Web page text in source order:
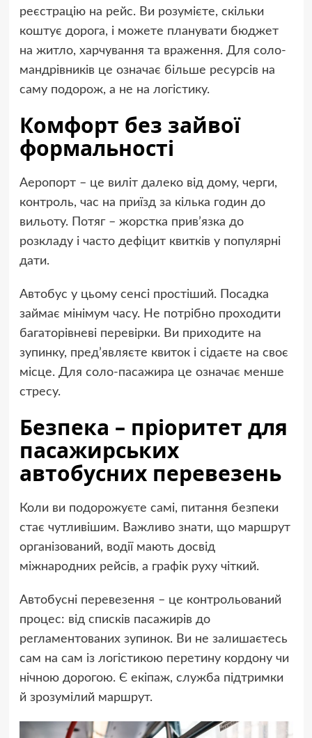
реєстрацію на рейс. Ви розумієте, скільки
коштує дорога, і можете планувати бюджет
на житло, харчування та враження. Для соло-
мандрівників це означає більше ресурсів на
саму подорож, а не на логістику.
Комфорт без зайвої
формальності
Аеропорт – це виліт далеко від дому, черги,
контроль, час на приїзд за кілька годин до
вильоту. Потяг – жорстка прив’язка до
розкладу і часто дефіцит квитків у популярні
дати.
Автобус у цьому сенсі простіший. Посадка
займає мінімум часу. Не потрібно проходити
багаторівневі перевірки. Ви приходите на
зупинку, пред’являєте квиток і сідаєте на своє
місце. Для соло-пасажира це означає менше
стресу.
Безпека – пріоритет для
пасажирських
автобусних перевезень
Коли ви подорожуєте самі, питання безпеки
стає чутливішим. Важливо знати, що маршрут
організований, водії мають досвід
міжнародних рейсів, а графік руху чіткий.
Автобусні перевезення – це контрольований
процес: від списків пасажирів до
регламентованих зупинок. Ви не залишаєтесь
сам на сам із логістикою перетину кордону чи
нічною дорогою. Є екіпаж, служба підтримки
й зрозумілий маршрут.